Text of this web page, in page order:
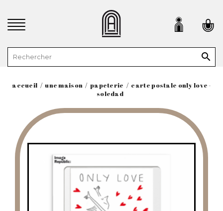

accueil une maison papeterie
carte postale only love -
soledad